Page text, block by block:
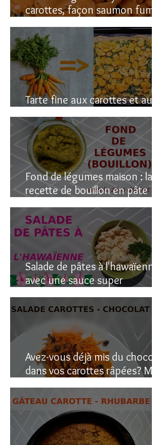
carottes, façon saumon fumé!
(vegan du coup)
Tarte fine aux carottes et aux
fanes
Fond de légumes maison : la
recette de bouillon en pâte
(sain & facile)
Salade de pâtes à l'hawaïenne
avec une sauce super
crémeuse
Avez-vous déjà mis du chocolat
dans vos carottes râpées? Moi
oui, et c’est étonnant